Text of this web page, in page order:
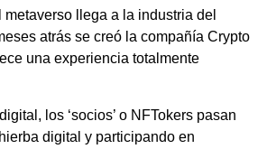
metaverso llega a la industria del
atrás se creó la compañía Crypto
una experiencia totalmente
los ‘socios’ o NFTokers pasan
digital y participando en